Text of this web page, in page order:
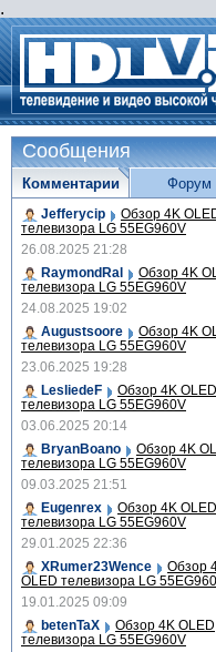
.
Сообщения
Комментарии
Jefferycip Обзор 4K
телевизора LG 55EG960V
26.08.2025 21:28
RaymondRal
Обзор 4K
телевизора LG 55EG960V
24.08.2025 19:02
Augustsoore
Обзор 4K
телевизора LG 55EG960V
23.06.2025 19:28
LesliedeF
Обзор 4K OLED
телевизора LG 55EG960V
03.06.2025 20:14
BryanBoano
Обзор 4K
телевизора LG 55EG960V
09.03.2025 21:51
Eugenrex
Обзор 4K OLED
телевизора LG 55EG960V
29.01.2025 22:36
XRumer23Wence
Обзор
OLED телевизора LG
19.01.2025 09:09
betenTaX
Обзор 4K OLED
телевизора LG 55EG960V
Форум